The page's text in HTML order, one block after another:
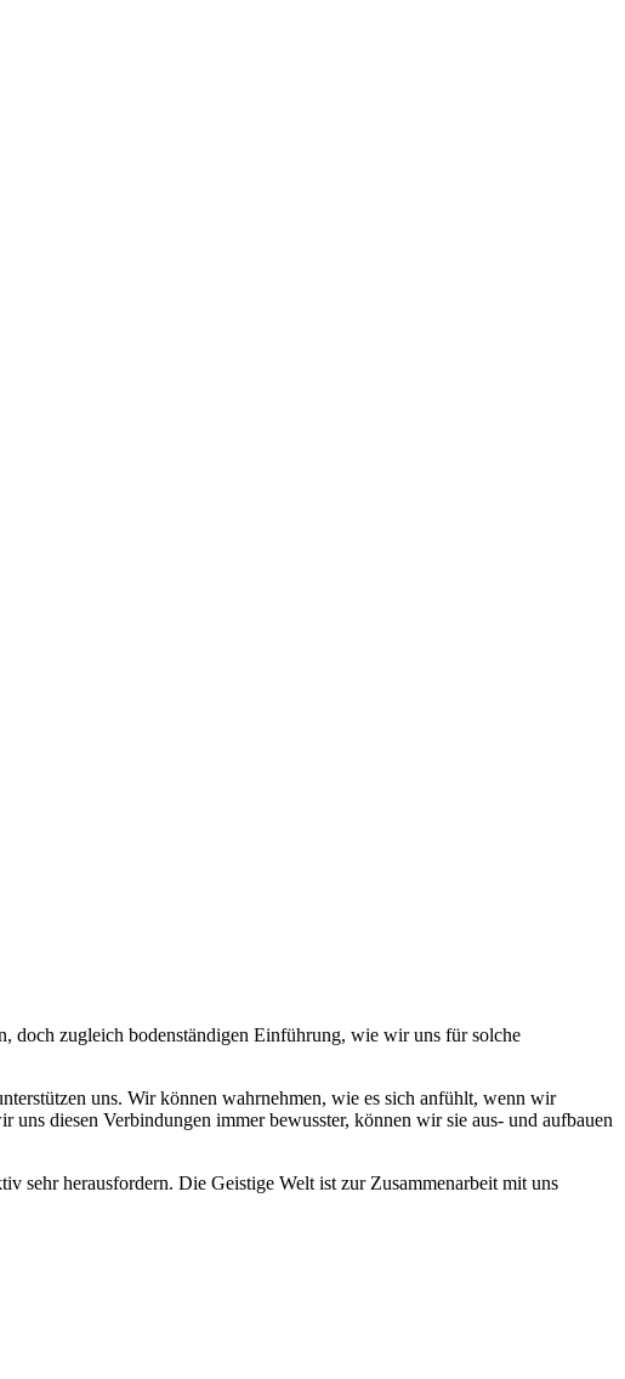
doch zugleich bodenständigen Einführung, wie wir uns für solche
uns. Wir können wahrnehmen, wie es sich anfühlt, wenn wir
uns diesen Verbindungen immer bewusster, können wir sie aus- und aufbauen
sehr herausfordern. Die Geistige Welt ist zur Zusammenarbeit mit uns